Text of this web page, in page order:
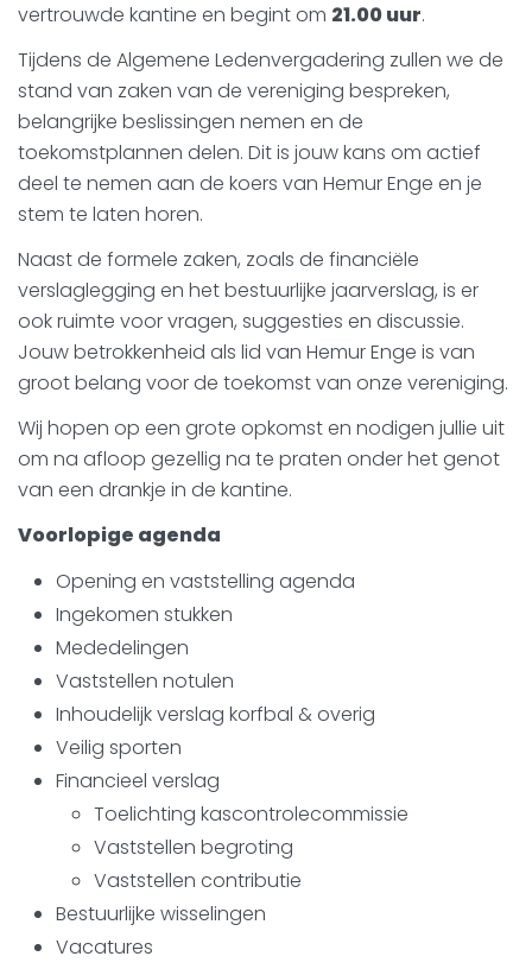
vertrouwde kantine en begint om 21.00 uur.
Tijdens de Algemene Ledenvergadering zullen we de
stand van zaken van de vereniging bespreken,
belangrijke beslissingen nemen en de
toekomstplannen delen. Dit is jouw kans om actief
deel te nemen aan de koers van Hemur Enge en je
stem te laten horen.
Naast de formele zaken, zoals de financiële
verslaglegging en het bestuurlijke jaarverslag, is er
ook ruimte voor vragen, suggesties en discussie.
Jouw betrokkenheid als lid van Hemur Enge is van
groot belang voor de toekomst van onze vereniging.
Wij hopen op een grote opkomst en nodigen jullie uit
om na afloop gezellig na te praten onder het genot
van een drankje in de kantine.
Voorlopige agenda
Opening en vaststelling agenda
Ingekomen stukken
Mededelingen
Vaststellen notulen
Inhoudelijk verslag korfbal & overig
Veilig sporten
Financieel verslag
Toelichting kascontrolecommissie
Vaststellen begroting
Vaststellen contributie
Bestuurlijke wisselingen
Vacatures